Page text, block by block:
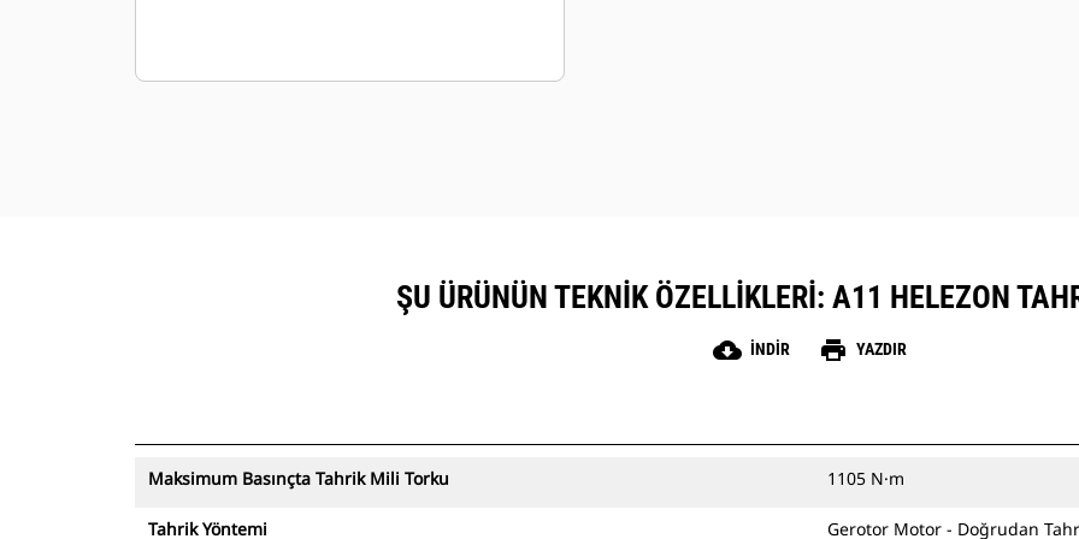
ŞU ÜRÜNÜN TEKNIK ÖZELLIKLERI: A11 HELEZON
cloud_download İNDIR print YAZDIR
Maksimum Basınçta Tahrik Mili Torku 1105 N·m
Tahrik Yöntemi Gerotor Motor - Doğrudan